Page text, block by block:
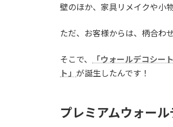
壁のほか、家具リメイクや小
ただ、お客様からは、柄合わ
そこで、 「ウォールデコシート
ト」 が誕生したんです！
プレミアムウォー